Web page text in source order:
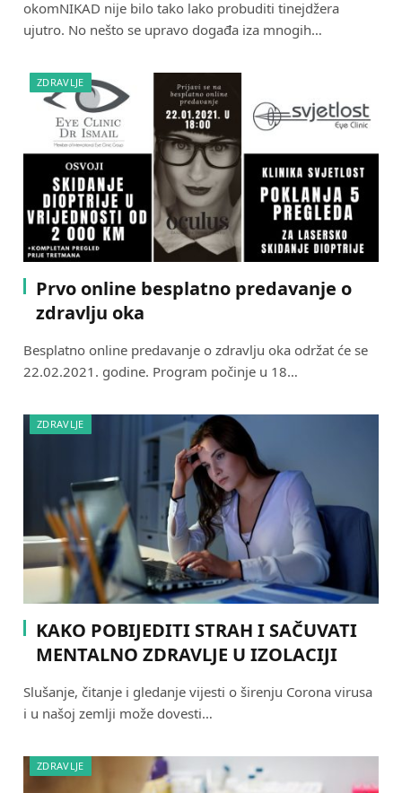
okomNIKAD nije bilo tako lako probuditi tinejdžera
ujutro. No nešto se upravo događa iza mnogih…
ZDRAVLJE
Prvo online besplatno predavanje o
zdravlju oka
Besplatno online predavanje o zdravlju oka održat će se
22.02.2021. godine. Program počinje u 18…
ZDRAVLJE
KAKO POBIJEDITI STRAH I SAČUVATI
MENTALNO ZDRAVLJE U IZOLACIJI
Slušanje, čitanje i gledanje vijesti o širenju Corona virusa
i u našoj zemlji može dovesti…
ZDRAVLJE